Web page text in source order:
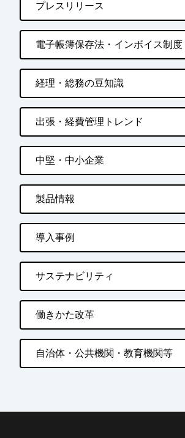
プレスリリース
電子帳簿保存法・インボイス制度
経理・総務の豆知識
出張・経費管理トレンド
中堅・中小企業
製品情報
導入事例
サステナビリティ
働きかた改革
自治体・公共機関・教育機関等